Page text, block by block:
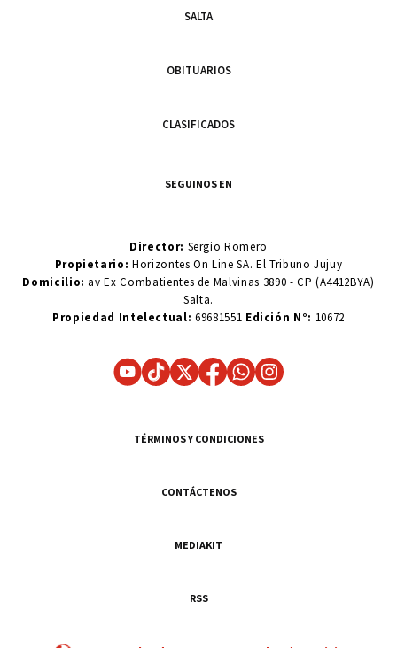
SALTA
OBITUARIOS
CLASIFICADOS
SEGUINOS EN
Director: Sergio Romero
Propietario:Horizontes On Line SA. El Tribuno Jujuy
Domicilio: av Ex Combatientes de Malvinas 3890 - CP (A4412BYA)
Salta.
Propiedad Intelectual: 69681551 Edición N°: 10672
TÉRMINOS Y CONDICIONES
CONTÁCTENOS
MEDIAKIT
RSS